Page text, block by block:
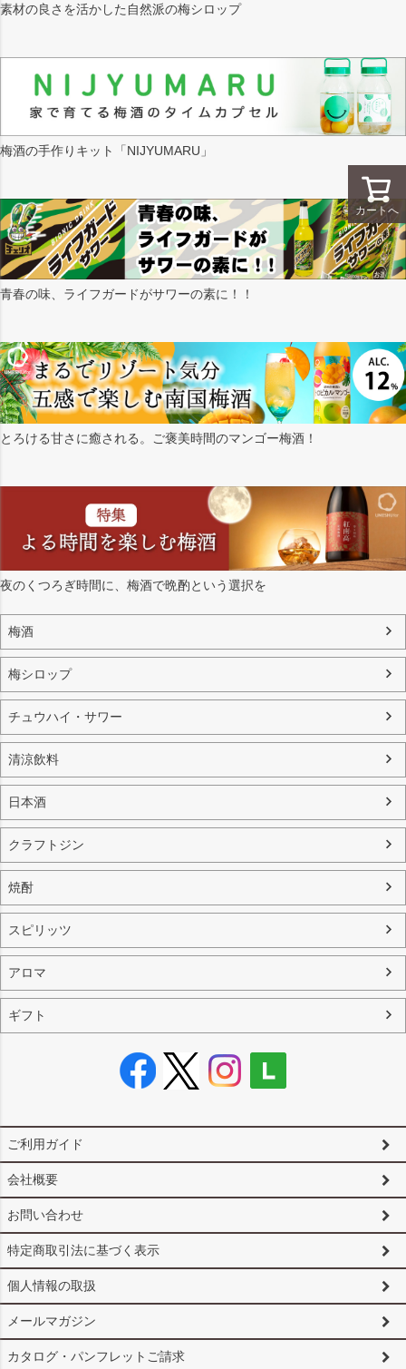
カートへ
素材の良さを活かした自然派の梅シロップ
梅酒の手作りキット「NIJYUMARU」
青春の味、ライフガードがサワーの素に！！
とろける甘さに癒される。ご褒美時間のマンゴー梅酒！
夜のくつろぎ時間に、梅酒で晩酌という選択を
梅酒
梅シロップ
チュウハイ・サワー
清涼飲料
日本酒
クラフトジン
焼酎
スピリッツ
アロマ
ギフト
ご利用ガイド
会社概要
お問い合わせ
特定商取引法に基づく表示
個人情報の取扱
メールマガジン
カタログ・パンフレットご請求